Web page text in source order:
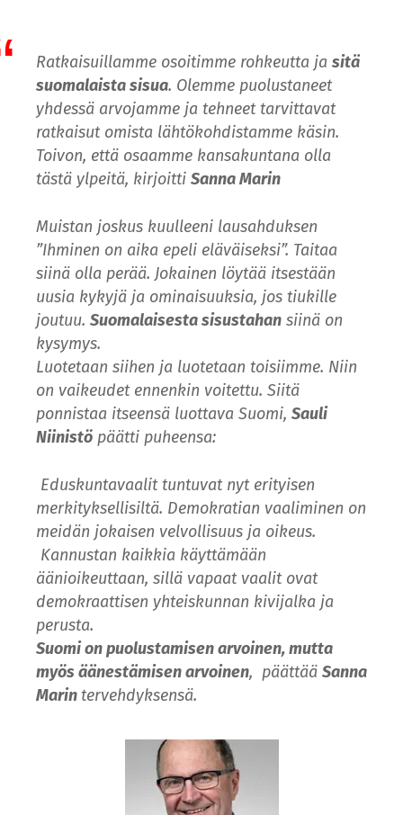
Ratkaisuillamme osoitimme rohkeutta ja sitä
suomalaista sisua. Olemme puolustaneet
yhdessä arvojamme ja tehneet tarvittavat
ratkaisut omista lähtökohdistamme käsin.
Toivon, että osaamme kansakuntana olla
tästä ylpeitä, kirjoitti Sanna Marin
Muistan joskus kuulleeni lausahduksen
”Ihminen on aika epeli eläväiseksi”. Taitaa
siinä olla perää. Jokainen löytää itsestään
uusia kykyjä ja ominaisuuksia, jos tiukille
joutuu. Suomalaisesta sisustahan siinä on
kysymys.
Luotetaan siihen ja luotetaan toisiimme. Niin
on vaikeudet ennenkin voitettu. Siitä
ponnistaa itseensä luottava Suomi, Sauli
Niinistö päätti puheensa:
Eduskuntavaalit tuntuvat nyt erityisen
merkityksellisiltä. Demokratian vaaliminen on
meidän jokaisen velvollisuus ja oikeus.
Kannustan kaikkia käyttämään
äänioikeuttaan, sillä vapaat vaalit ovat
demokraattisen yhteiskunnan kivijalka ja
perusta.
Suomi on puolustamisen arvoinen, mutta
myös äänestämisen arvoinen, päättää Sanna
Marintervehdyksensä.